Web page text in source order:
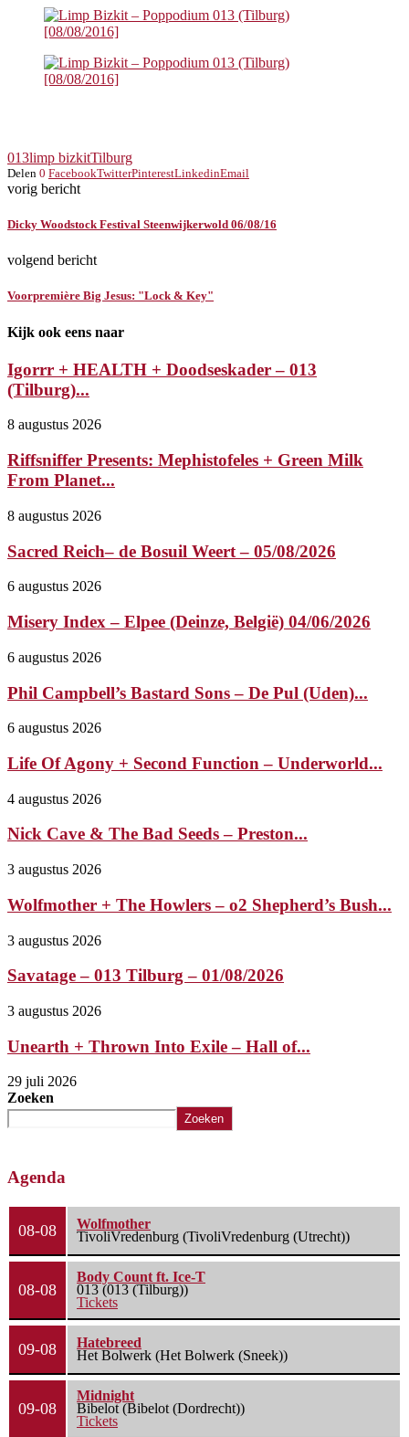
013limp bizkitTilburg
Delen 0 FacebookTwitterPinterestLinkedinEmail
vorig bericht
Dicky Woodstock Festival Steenwijkerwold 06/08/16
volgend bericht
Voorpremière Big Jesus: "Lock & Key"
Kijk ook eens naar
Igorrr + HEALTH + Doodseskader – 013
(Tilburg)...
8 augustus 2026
Riffsniffer Presents: Mephistofeles + Green Milk
From Planet...
8 augustus 2026
Sacred Reich– de Bosuil Weert – 05/08/2026
6 augustus 2026
Misery Index – Elpee (Deinze, België) 04/06/2026
6 augustus 2026
Phil Campbell’s Bastard Sons – De Pul (Uden)...
6 augustus 2026
Life Of Agony + Second Function – Underworld...
4 augustus 2026
Nick Cave & The Bad Seeds – Preston...
3 augustus 2026
Wolfmother + The Howlers – o2 Shepherd’s Bush...
3 augustus 2026
Savatage – 013 Tilburg – 01/08/2026
3 augustus 2026
Unearth + Thrown Into Exile – Hall of...
29 juli 2026
Zoeken
Zoeken
Agenda
08-08
Wolfmother
TivoliVredenburg (TivoliVredenburg (Utrecht))
08-08
Body Count ft. Ice-T
013 (013 (Tilburg))
Tickets
09-08
Hatebreed
Het Bolwerk (Het Bolwerk (Sneek))
09-08
Midnight
Bibelot (Bibelot (Dordrecht))
Tickets